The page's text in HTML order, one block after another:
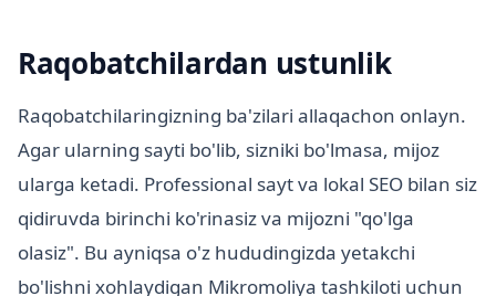
Raqobatchilardan ustunlik
Raqobatchilaringizning ba'zilari allaqachon onlayn.
Agar ularning sayti bo'lib, sizniki bo'lmasa, mijoz
ularga ketadi. Professional sayt va lokal SEO bilan siz
qidiruvda birinchi ko'rinasiz va mijozni "qo'lga
olasiz". Bu ayniqsa o'z hududingizda yetakchi
bo'lishni xohlaydigan Mikromoliya tashkiloti uchun